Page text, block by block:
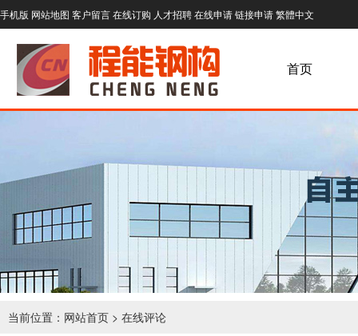
手机版 网站地图 客户留言在线订购 人才招聘在线申请链接申请繁體中文
首页
当前位置： 网站首页 > 在线评论